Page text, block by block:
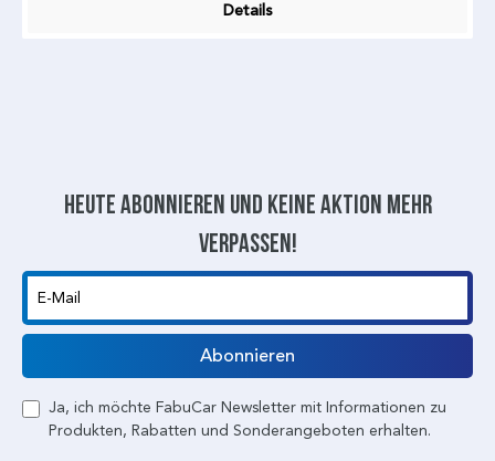
Details
Heute abonnieren und keine aktion mehr
verpassen!
E-Mail
Abonnieren
Ja, ich möchte FabuCar Newsletter mit Informationen zu
Produkten, Rabatten und Sonderangeboten erhalten.